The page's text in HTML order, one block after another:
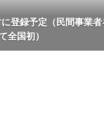
登録予定（民間事業
全国初）